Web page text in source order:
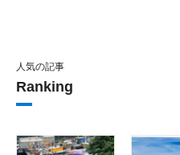
人気の記事
Ranking